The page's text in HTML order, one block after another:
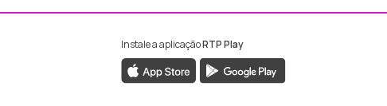
da RTP Madeira
Instagram da RTP Madeira
Instale a aplicaçãoRTP Play